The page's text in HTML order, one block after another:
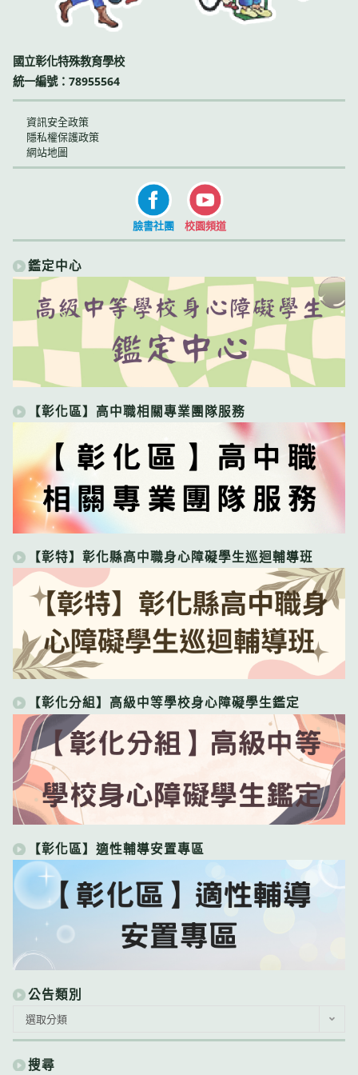
國立彰化特殊教育學校
統一編號：78955564
資訊安全政策
隱私權保護政策
網站地圖
臉書社團 校園頻道
鑑定中心
【彰化區】高中職相關專業團隊服務
【彰特】彰化縣高中職身心障礙學生巡迴輔導班
【彰化分組】高級中等學校身心障礙學生鑑定
【彰化區】適性輔導安置專區
公告類別
類
別
選取分類
搜尋